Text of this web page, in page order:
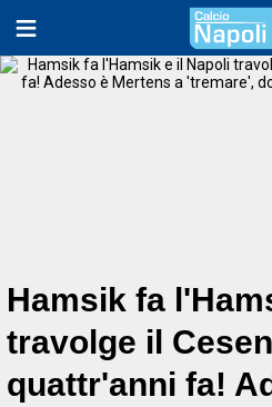
Hamsik fa
travolge il
quattr'anni fa!